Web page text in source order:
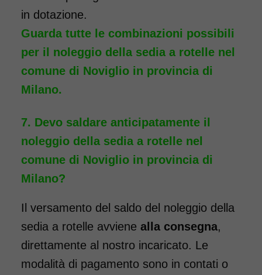
essere dotata di pedane
elevabili, per chi ha la
necessità, a seguito di un
intervento, di tenere la gamba
sollevata. Il noleggio minimo è
di 7 giorni a partire da 96 euro.
Consegniamo a domicilio in
tutta Italia, contattaci per
maggiori informazioni.
COSTO NOLEGGIO
da 96,00€
SCHEDA COMPLETA
in dotazione.
Guarda tutte le combinazioni possibili
per il noleggio della sedia a rotelle nel
comune di Noviglio in provincia di
Milano.
Devo saldare anticipatamente il
noleggio della sedia a rotelle nel
comune di Noviglio in provincia di
Milano?
Il versamento del saldo del noleggio della
sedia a rotelle avviene alla consegna,
direttamente al nostro incaricato. Le
modalità di pagamento sono in contati o